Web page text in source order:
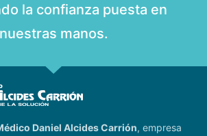
la confianza puesta en
nuestras manos.
Daniel Alcides Carrión, empresa